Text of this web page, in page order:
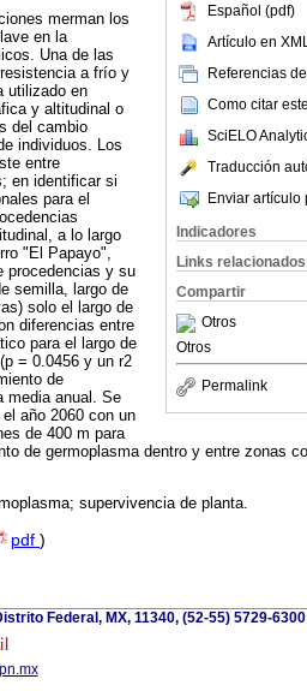
Español (pdf)
Artículo en XML
Referencias
Como citar
SciELO
Traducción
Enviar artículo
Indicadores
Links relacionados
Compartir
Otros
Otros
Permalink
merman los
en la
Una de las
a frío y
utilizado en
y altitudinal o
del cambio
individuos. Los
entre
en identificar si
para el
a lo largo
"El Papayo",
procedencias y su
semilla, largo de
solo el largo de
diferencias entre
para el largo de
= 0.0456 y un r2
de
media anual. Se
año 2060 con un
de 400 m para
de germoplasma dentro y entre zonas
supervivencia de planta.
pdf )
Federal, MX, 11340, (52-55) 5729-